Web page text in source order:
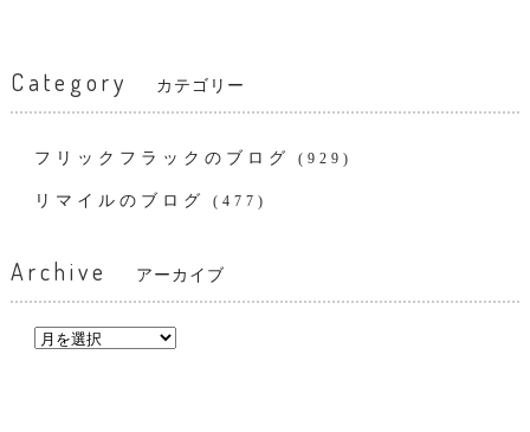
Category カテゴリー
フリックフラックのブログ (929)
リマイルのブログ (477)
Archive アーカイブ